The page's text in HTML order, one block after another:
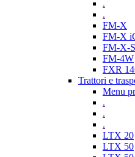
.
.
FM-X
FM-X
FM-X-
FM-4W
FXR
Trattori e
Menu
.
.
.
LTX 20
LTX 50